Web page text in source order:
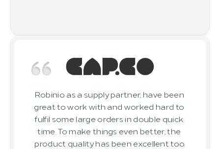
Robinio as a supply partner, have been
great to work with and worked hard to
fulfil some large orders in double quick
time. To make things even better, the
product quality has been excellent too.